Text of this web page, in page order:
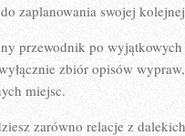
zaplanowania swojej
przewodnik po
zbiór opisów
miejsc.
zarówno relacje z